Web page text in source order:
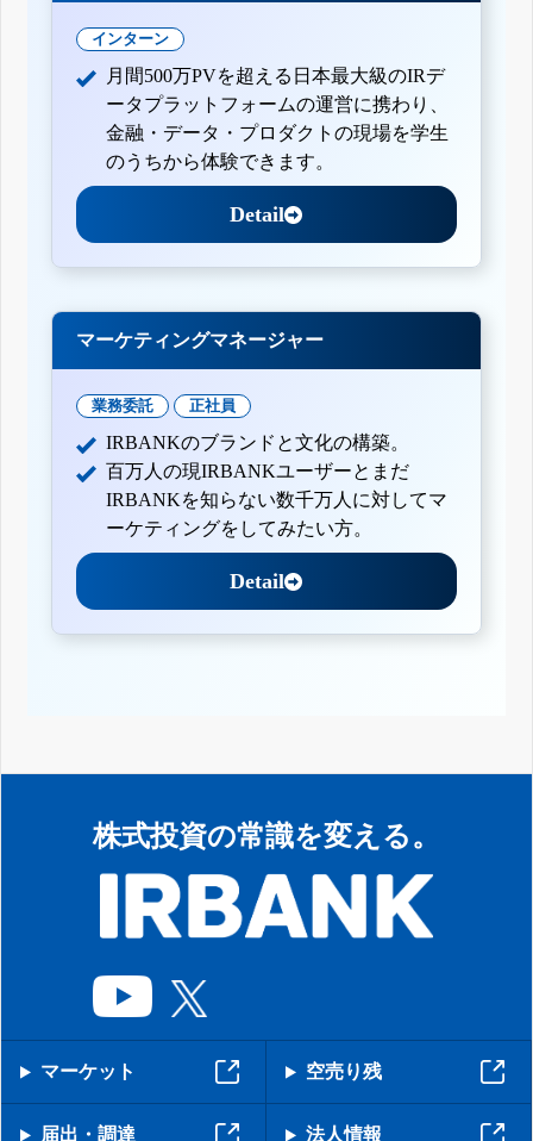
インターン
月間500万PVを超える日本最大級のIRデ
ータプラットフォームの運営に携わり、
金融・データ・プロダクトの現場を学生
のうちから体験できます。
Detail
マーケティングマネージャー
業務委託 正社員
IRBANKのブランドと文化の構築。
百万人の現IRBANKユーザーとまだ
IRBANKを知らない数千万人に対してマ
ーケティングをしてみたい方。
Detail
株式投資の常識を変える。
マーケット 空売り残
届出・調達 法人情報